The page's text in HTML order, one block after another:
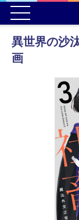
異世界の沙
画